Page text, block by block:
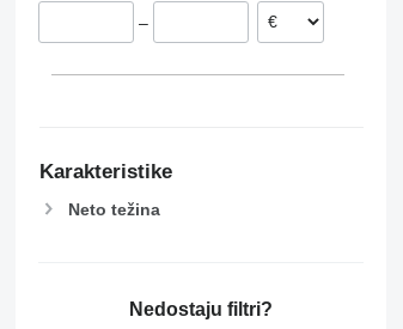
–
Karakteristike
Neto težina
Nedostaju filtri?